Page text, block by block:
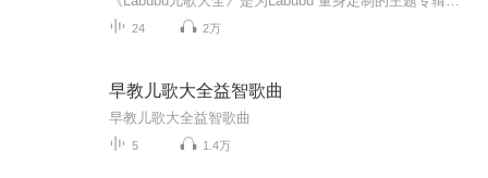
24 2万
早教儿歌大全益智歌曲
早教儿歌大全益智歌曲
5 1.4万